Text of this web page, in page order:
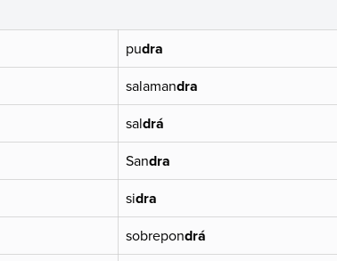
pudra
salamandra
saldrá
Sandra
sidra
sobrepondrá